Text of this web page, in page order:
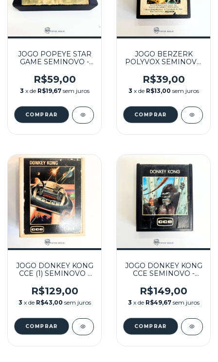
JOGO POPEYE STAR
GAME SEMINOVO -
R$59,00
3 x de R$19,67 sem juros
JOGO BERZERK
POLYVOX SEMINOVO
R$39,00
3 x de R$13,00 sem juros
JOGO DONKEY KONG
CCE (1) SEMINOVO -
R$129,00
3 x de R$43,00 sem juros
JOGO DONKEY KONG
CCE SEMINOVO -
R$149,00
3 x de R$49,67 sem juros